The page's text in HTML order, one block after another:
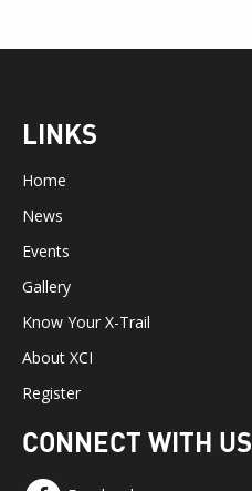
LINKS
Home
News
Events
Gallery
Know Your X-Trail
About XCI
Register
CONNECT WITH US